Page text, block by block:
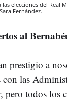
elecciones del Real
Sara Fernández.
al
prestigio a
las
pero todos los